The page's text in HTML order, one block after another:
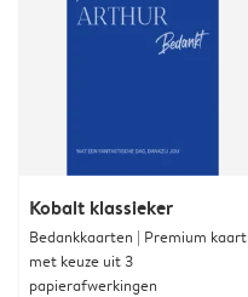
Kobalt klassieker
Bedankkaarten | Premium kaart
met keuze uit 3
papierafwerkingen